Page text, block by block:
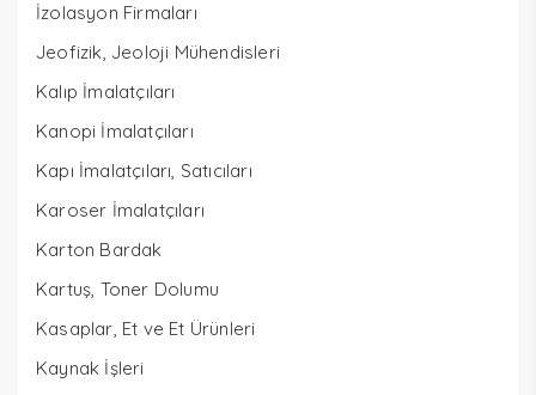
İzolasyon Firmaları
Jeofizik, Jeoloji Mühendisleri
Kalıp İmalatçıları
Kanopi İmalatçıları
Kapı İmalatçıları, Satıcıları
Karoser İmalatçıları
Karton Bardak
Kartuş, Toner Dolumu
Kasaplar, Et ve Et Ürünleri
Kaynak İşleri